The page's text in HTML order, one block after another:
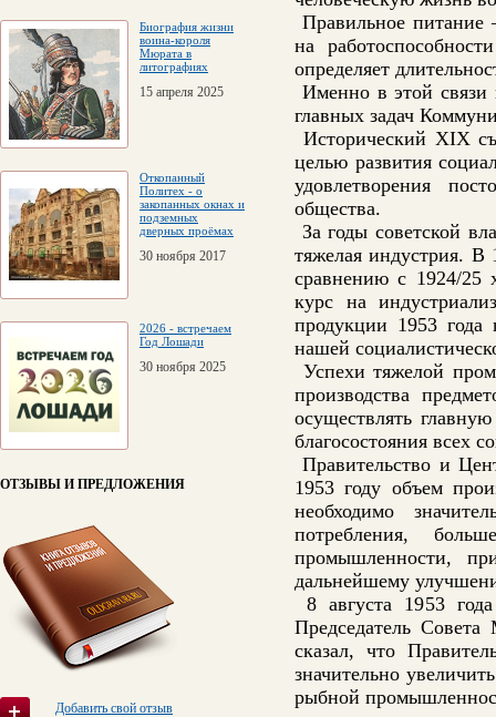
Биография жизни
воина-короля
Мюрата в
литографиях
15 апреля 2025
Откопанный
Политех - о
закопанных окнах и
подземных
дверных проёмах
30 ноября 2017
2026 - встречаем
Год Лошади
30 ноября 2025
ОТЗЫВЫ И ПРЕДЛОЖЕНИЯ
Добавить свой отзыв
Правильное питание
на
определяет
Именно в этой связи
главных задач
Исторический ХIХ
целью развития
удовлетворения
общества.
За годы советской
тяжелая индустрия.
сравнению с 1924/25
курс на
продукции 1953
нашей
Успехи тяжелой
производства
осуществлять
благосостояния всех
Правительство и
1953 году объем
необходимо
потребления,
промышленности,
дальнейшему
8 августа 1953
Председатель
сказал, что
значительно
рыбной